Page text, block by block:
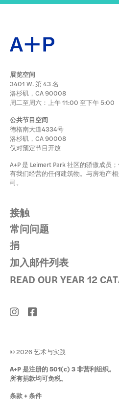
展览空间
3401 W. 第 43 名
洛杉矶，CA 90008
周二至周六：上午 11:00 至下午 5:00
公共节目空间
德格南大道4334号
洛杉矶，CA 90008
仅对预定节目开放
A+P 是 Leimert Park 社区的骄傲成员
有我们经营的任何建筑物。与房地产
司。
接触
常问问题
捐
加入邮件列表
READ OUR YEAR 12
© 2026 艺术与实践
A+P 是注册的 501(c) 3 非营利组织。
所有捐款均可免税。
条款 + 条件